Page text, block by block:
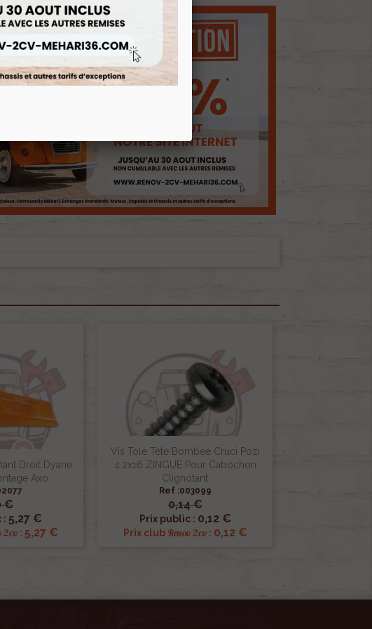
Droit Dyane
Axo
€
: 5,27 €
2cv: 5,27 €
rapide
Vis Tole Tete Bombée Cruci Pozi
4.2x16 ZINGUE Pour Cabochon
Clignotant
Ref :003099
0,14 €
Prix public : 0,12 €
Prix club Renov 2cv: 0,12 €
 Aperçu rapide